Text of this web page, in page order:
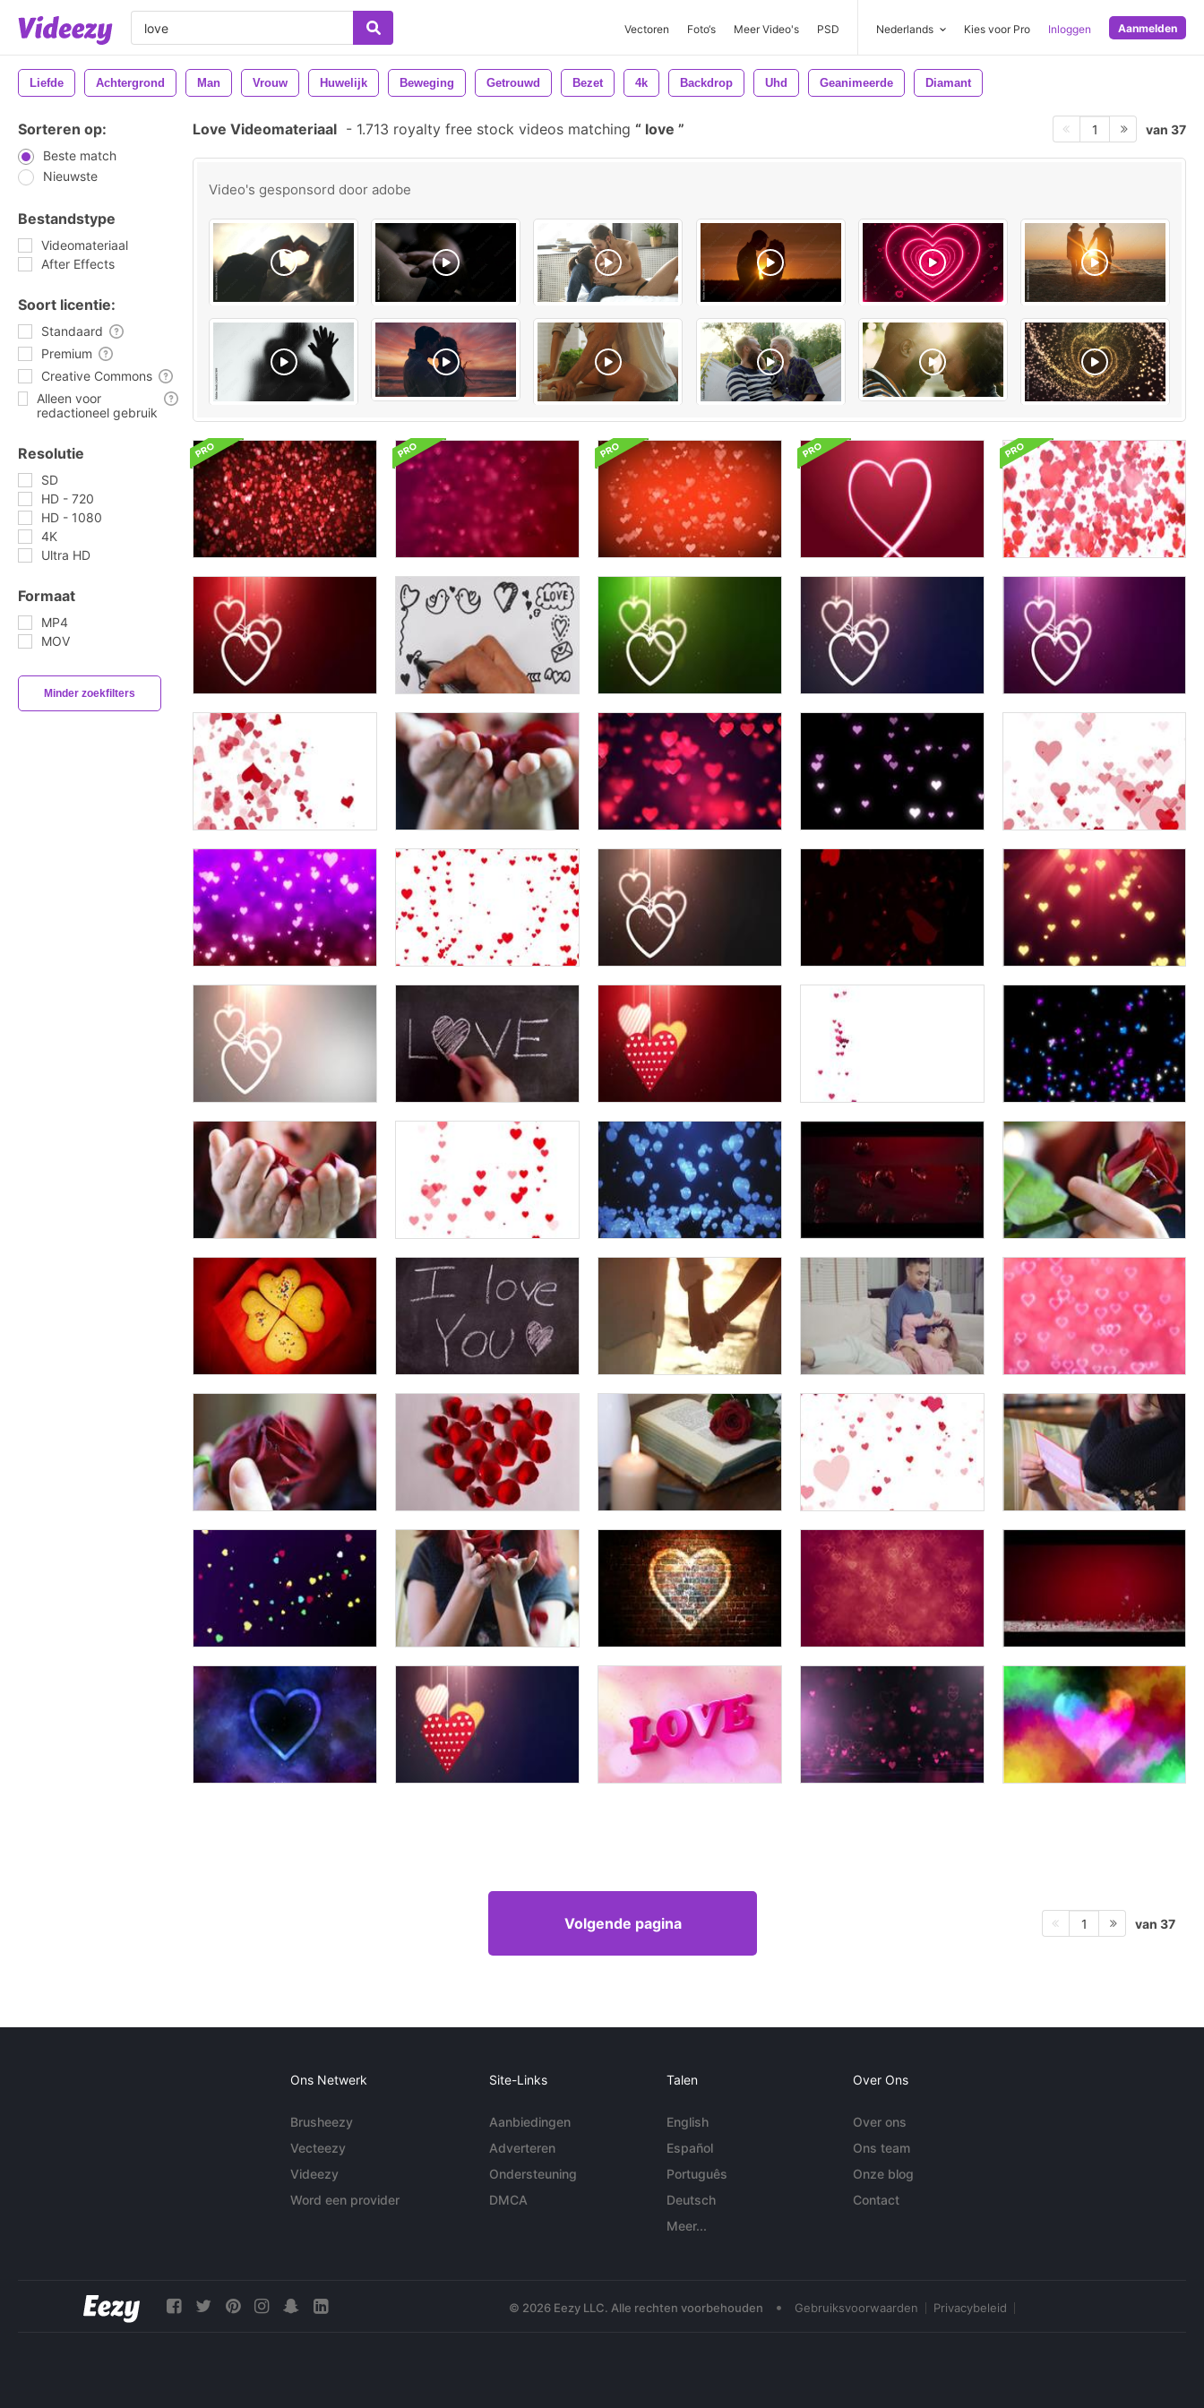
Vectoren Foto‘s Meer Video's PSD Nederlands Kies voor Pro Inloggen Aanmelden
Liefde Achtergrond Man Vrouw Huwelijk Beweging Getrouwd Bezet 4k Backdrop Uhd Geanimeerde Diamant
Sorteren op:
Beste match
Nieuwste
Bestandstype
Videomateriaal
After Effects
Soort licentie:
Standaard
Premium
Creative Commons
Alleen voor
redactioneel gebruik
Resolutie
SD
HD - 720
HD - 1080
4K
Ultra HD
Formaat
MP4
MOV
Minder zoekfilters
Love Videomateriaal - 1.713 royalty free stock videos matching love 1 van 37
Video's gesponsord door adobe
Volgende pagina 1 van 37
Ons Netwerk
Brusheezy
Vecteezy
Videezy
Word een provider
Site-Links
Aanbiedingen
Adverteren
Ondersteuning
DMCA
Talen
English
Español
Português
Deutsch
Meer...
Over Ons
Over ons
Ons team
Onze blog
Contact
© 2026 Eezy LLC. Alle rechten voorbehouden • Gebruiksvoorwaarden Privacybeleid